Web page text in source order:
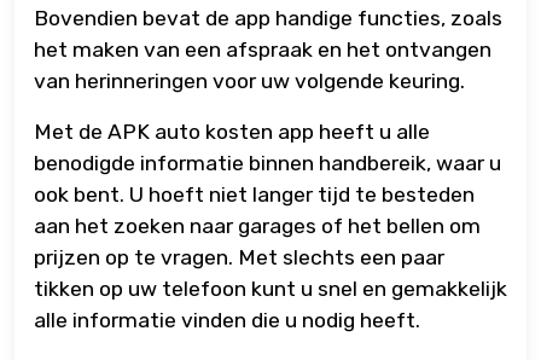
Bovendien bevat de app handige functies, zoals
het maken van een afspraak en het ontvangen
van herinneringen voor uw volgende keuring.
Met de APK auto kosten app heeft u alle
benodigde informatie binnen handbereik, waar u
ook bent. U hoeft niet langer tijd te besteden
aan het zoeken naar garages of het bellen om
prijzen op te vragen. Met slechts een paar
tikken op uw telefoon kunt u snel en gemakkelijk
alle informatie vinden die u nodig heeft.